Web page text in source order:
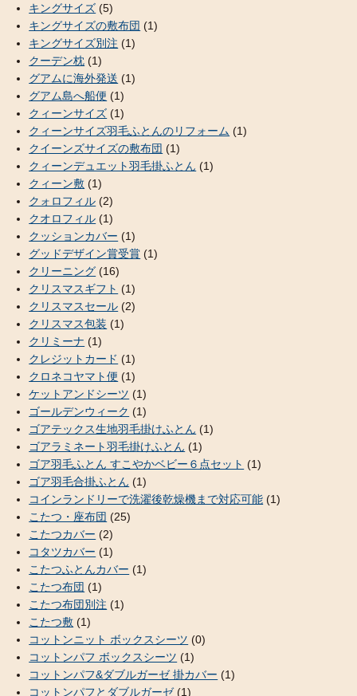
キングサイズ (5)
キングサイズの敷布団 (1)
キングサイズ別注 (1)
クーデン枕 (1)
グアムに海外発送 (1)
グアム島へ船便 (1)
クィーンサイズ (1)
クィーンサイズ羽毛ふとんのリフォーム (1)
クイーンズサイズの敷布団 (1)
クィーンデュエット羽毛掛ふとん (1)
クィーン敷 (1)
クォロフィル (2)
クオロフィル (1)
クッションカバー (1)
グッドデザイン賞受賞 (1)
クリーニング (16)
クリスマスギフト (1)
クリスマスセール (2)
クリスマス包装 (1)
クリミーナ (1)
クレジットカード (1)
クロネコヤマト便 (1)
ケットアンドシーツ (1)
ゴールデンウィーク (1)
ゴアテックス生地羽毛掛けふとん (1)
ゴアラミネート羽毛掛けふとん (1)
ゴア羽毛ふとん すこやかベビー６点セット (1)
ゴア羽毛合掛ふとん (1)
コインランドリーで洗濯後乾燥機まで対応可能 (1)
こたつ・座布団 (25)
こたつカバー (2)
コタツカバー (1)
こたつふとんカバー (1)
こたつ布団 (1)
こたつ布団別注 (1)
こたつ敷 (1)
コットンニット ボックスシーツ (0)
コットンパフ ボックスシーツ (1)
コットンパフ&ダブルガーゼ 掛カバー (1)
コットンパフとダブルガーゼ(1)